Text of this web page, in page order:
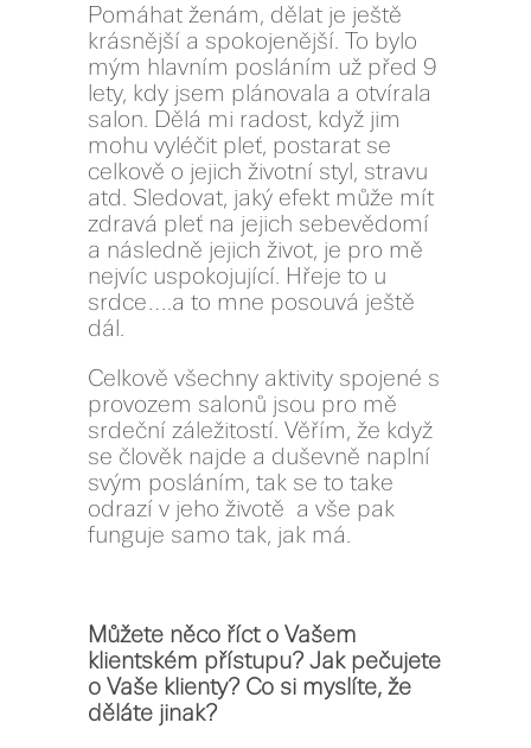
Pomáhat ženám, dělat je ještě
krásnější a spokojenější. To bylo
mým hlavním posláním už před 9
lety, kdy jsem plánovala a otvírala
salon. Dělá mi radost, když jim
mohu vyléčit pleť, postarat se
celkově o jejich životní styl, stravu
atd. Sledovat, jaký efekt může mít
zdravá pleť na jejich sebevědomí
a následně jejich život, je pro mě
nejvíc uspokojující. Hřeje to u
srdce….a to mne posouvá ještě
dál.
Celkově všechny aktivity spojené s
provozem salonů jsou pro mě
srdeční záležitostí. Věřím, že když
se člověk najde a duševně naplní
svým posláním, tak se to take
odrazí v jeho životě a vše pak
funguje samo tak, jak má.
Můžete něco říct o Vašem
klientském přístupu? Jak pečujete
o Vaše klienty? Co si myslíte, že
děláte jinak?